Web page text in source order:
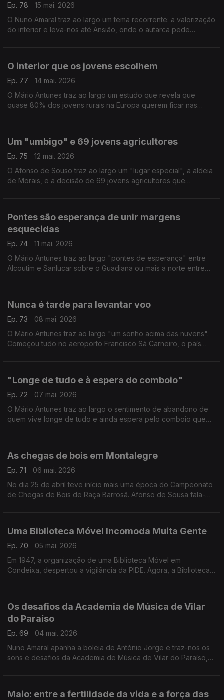
Ep. 78
15 mai. 2026
O Nuno Amaral traz ao largo um tema recorrente: a valorização
do interior e leva-nos até Ansião, onde o autarca pede
O interior que os jovens escolhem
Ep. 77
14 mai. 2026
O Mário Antunes traz ao largo um estudo que revela que
quase 80% dos jovens rurais na Europa querem ficar nas
Um "umbigo" e 69 jovens agricultores
Ep. 75
12 mai. 2026
O Afonso de Souso traz ao largo um "lugar especial", a aldeia
de Morais, e a decisão de 69 jovens agricultores que
Pontes são esperança de unir margens
esquecidas
Ep. 74
11 mai. 2026
O Mário Antunes traz ao largo "pontes de esperança" entre
Alcoutim e Sanlucar sobre o Guadiana ou mais a norte entre
Nunca é tarde para levantar voo
Ep. 73
08 mai. 2026
O Mário Antunes traz ao largo "um sonho acima das nuvens".
Começou tudo no aeroporto Francisco Sá Carneiro, o país
"Longe de tudo e à espera do comboio"
Ep. 72
07 mai. 2026
O Mário Antunes traz ao largo o sentimento de abandono de
quem vive longe de tudo e ainda espera pelo comboio que
As chegas de bois em Montalegre
Ep. 71
06 mai. 2026
No dia 25 de abril teve início mais uma época do Campeonato
de Chegas de Bois de Raça Barrosã. Afonso de Sousa fala-
Uma Biblioteca Móvel Incomoda Muita Gente
Ep. 70
05 mai. 2026
Em 1947, a organização de uma Biblioteca Móvel em
Condeixa, despertou a vigilância da PIDE. Agora, a Biblioteca
Os desafios da Academia de Música de Vilar
do Paraíso
Ep. 69
04 mai. 2026
Nuno Amaral apanha a boleia de António Jorge e traz-nos os
sons e desafios da Academia de Música de Vilar do Paraíso,
Maio: entre a fertilidade da vida e a força das